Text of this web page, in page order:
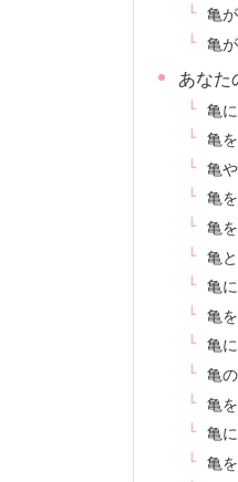
亀
亀
あなた
亀
亀
亀
亀
亀
亀
亀
亀
亀
亀
亀
亀
亀